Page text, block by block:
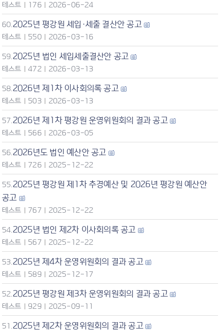
테스트 | 176 | 2026-06-24
60. 2025년 평강원 세입·세출 결산안 공고
테스트 | 550 | 2026-03-16
59. 2025년 법인 세입세출결산안 공고
테스트 | 472 | 2026-03-13
58. 2026년 제1차 이사회의록 공고
테스트 | 503 | 2026-03-13
57. 2026년 제1차 평강원 운영위원회의 결과 공고
테스트 | 566 | 2026-03-05
56. 2026년도 법인 예산안 공고
테스트 | 726 | 2025-12-22
55. 2025년 평강원 제1차 추경예산 및 2026년 평강원 예산안
공고
테스트 | 767 | 2025-12-22
54. 2025년 법인 제2차 이사회의록 공고
테스트 | 567 | 2025-12-22
53. 2025년 제4차 운영위원회의 결과 공고
테스트 | 589 | 2025-12-17
52. 2025년 평강원 제3차 운영위원회의 결과 공고
테스트 | 929 | 2025-09-11
51. 2025년 제2차 운영위원회의 결과 공고